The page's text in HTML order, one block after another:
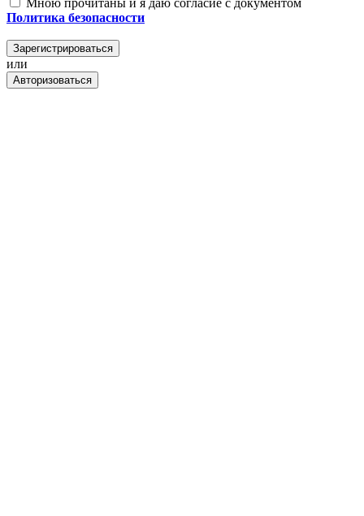
Политика безопасности
Зарегистрироваться
или
Авторизоваться